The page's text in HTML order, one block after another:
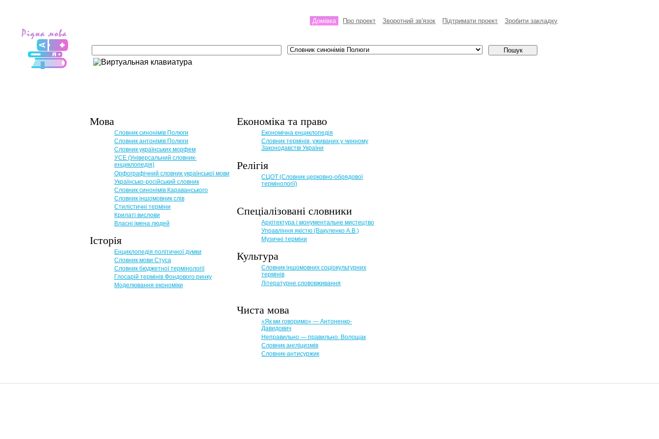
Домівка Про проект Зворотний зв'язок Пiдтримати проект Зробити закладку
Мова
Словник синонімів Полюги
Словник антонімів Полюги
Словник українських морфем
УСЕ (Універсальний словник-
енциклопедія)
Орфографічний словник української мови
Українсько-російський словник
Словник синонімів Караванського
Словник іншомовник слів
Стилістичні терміни
Крилаті вислови
Власні імена людей
Історія
Енциклопедія політичної думки
Словник мови Стуса
Словник бюджетної термінології
Глосарій термінів Фондового ринку
Моделювання економіки
Економіка та право
Eкономічна енциклопедія
Словник термінів, уживаних у чинному
Законодавстві України
Релігія
СЦОТ (Словник церковно-обрядової
термінології)
Спеціалізовані словники
Архітектура і монументальне мистецтво
Управління якістю (Вакуленко А.В.)
Музичні терміни
Культура
Словник іншомовних соціокультурних
термінів
Літературне слововживання
Чиста мова
«Як ми говоримо» — Антоненко-
Давидович
Неправильно — правильно. Волощак
Словник англіцизмів
Словник-антисуржик